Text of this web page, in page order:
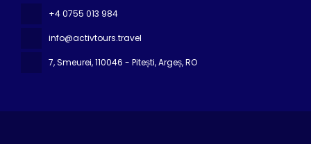
+4 0755 013 984
info@activtours.travel
7, Smeurei, 110046 - Pitești, Argeș, RO